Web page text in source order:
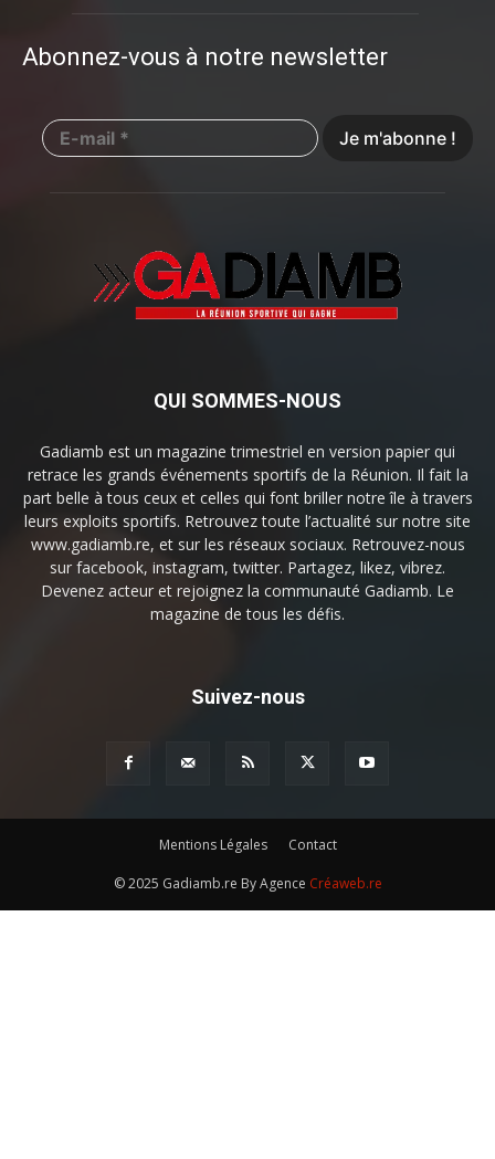
Abonnez-vous à notre newsletter
QUI SOMMES-NOUS
Gadiamb est un magazine trimestriel en version papier qui
retrace les grands événements sportifs de la Réunion. Il fait la
part belle à tous ceux et celles qui font briller notre île à travers
leurs exploits sportifs. Retrouvez toute l’actualité sur notre site
www.gadiamb.re, et sur les réseaux sociaux. Retrouvez-nous
sur facebook, instagram, twitter. Partagez, likez, vibrez.
Devenez acteur et rejoignez la communauté Gadiamb. Le
magazine de tous les défis.
Suivez-nous
Mentions Légales Contact
© 2025 Gadiamb.re By Agence Créaweb.re